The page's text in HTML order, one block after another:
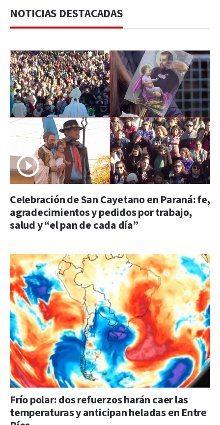
NOTICIAS DESTACADAS
Celebración de San Cayetano en Paraná: fe,
agradecimientos y pedidos por trabajo,
salud y “el pan de cada día”
Frío polar: dos refuerzos harán caer las
temperaturas y anticipan heladas en Entre